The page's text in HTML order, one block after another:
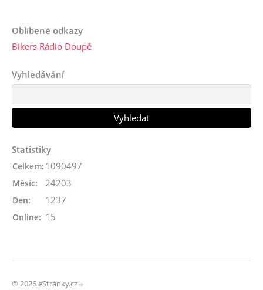
Oblíbené odkazy
Bikers Rádio Doupě
Vyhledávání
Statistiky
Online: 15
Celkem: 1090497
Měsíc: 24203
Den: 1237
© 2026 eStránky.cz